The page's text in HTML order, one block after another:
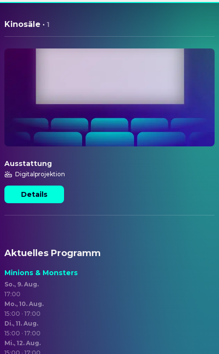
Kinosäle · 1
Ausstattung
Digitalprojektion
Details
Aktuelles Programm
Minions & Monsters
So., 9. Aug.
17:00
Mo., 10. Aug.
15:00 · 17:00
Di., 11. Aug.
15:00 · 17:00
Mi., 12. Aug.